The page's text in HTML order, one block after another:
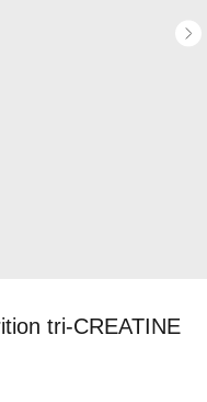
tri-CREATINE